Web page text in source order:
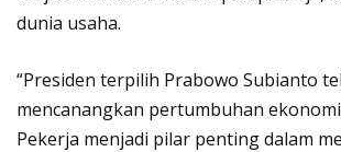
dunia usaha.
“Presiden terpilih Prabowo Subianto
mencanangkan pertumbuhan ekonomi
Pekerja menjadi pilar penting dalam